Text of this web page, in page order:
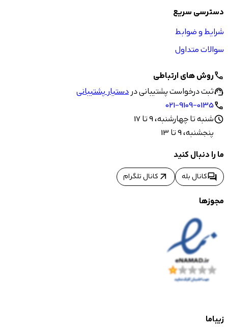
دسترسی سریع
شرایط و ضوابط
سوالات متداول
callروش های ارتباطی
support_agentثبت درخواست پشتیبانی دردستیار پشتیبانی
call
021-9109-0135
scheduleشنبه تا چهارشنبه، 9 تا 17
پنجشنبه، 9 تا 13
ما را دنبال کنید
forumکانال بله arrow_outward کانال تلگرام
مجوزها
زیباما